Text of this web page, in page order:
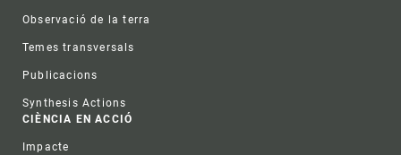
Observació de la terra
Temes transversals
Publicacions
Synthesis Actions
CIÈNCIA EN ACCIÓ
Impacte